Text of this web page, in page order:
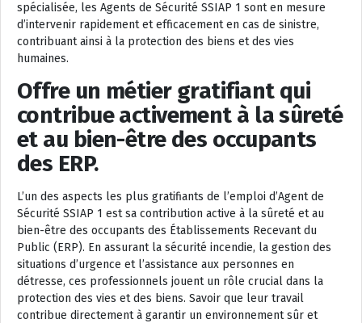
spécialisée, les Agents de Sécurité SSIAP 1 sont en mesure
d’intervenir rapidement et efficacement en cas de sinistre,
contribuant ainsi à la protection des biens et des vies
humaines.
Offre un métier gratifiant qui
contribue activement à la sûreté
et au bien-être des occupants
des ERP.
L’un des aspects les plus gratifiants de l’emploi d’Agent de
Sécurité SSIAP 1 est sa contribution active à la sûreté et au
bien-être des occupants des Établissements Recevant du
Public (ERP). En assurant la sécurité incendie, la gestion des
situations d’urgence et l’assistance aux personnes en
détresse, ces professionnels jouent un rôle crucial dans la
protection des vies et des biens. Savoir que leur travail
contribue directement à garantir un environnement sûr et